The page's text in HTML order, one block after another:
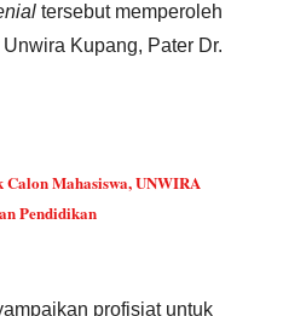
tersebut memperoleh
Kupang, Pater Dr.
Mahasiswa, UNWIRA
Pendidikan
profisiat untuk